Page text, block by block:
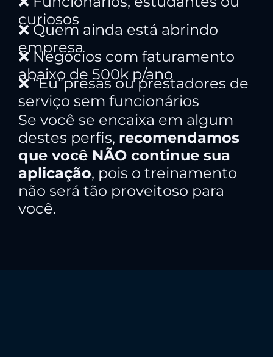
curiosos
❌ Quem ainda está abrindo
empresa
❌ Negócios com faturamento
abaixo de 500k p/ano
❌ “Eu”presas ou prestadores de
serviço sem funcionários
Se você se encaixa em algum
destes perfis, recomendamos
que você NÃO continue sua
aplicação, pois o treinamento
não será tão proveitoso para
você.